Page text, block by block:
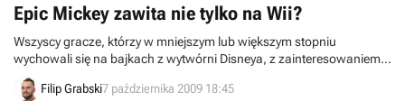
Epic Mickey zawita nie tylko na Wii?
Wszyscy gracze, którzy w mniejszym lub większym stopniu
wychowali się na bajkach z wytwórni Disneya, z zainteresowaniem
śledzili wszystkie doniesienia o Epic Mickey. Od samego początku
mówiło się, że ten ciekawy projekt autorstwa samego Warrena
Filip Grabski7 października 2009 18:45